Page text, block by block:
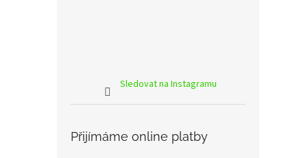
Sledovat na Instagramu
Přijímáme online platby